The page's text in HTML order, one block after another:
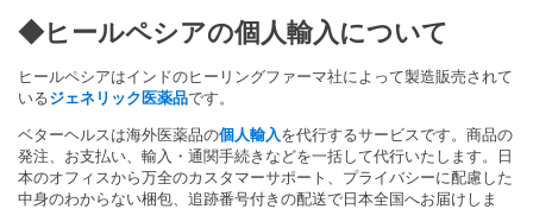
◆ヒールペシアの個人輸入について
ヒールペシアはインドのヒーリングファーマ社によって製造販売されて
いるジェネリック医薬品です。
ベターヘルスは海外医薬品の個人輸入 を代行するサービスです。商品の
発注、お支払い、輸入・通関手続きなどを一括して代行いたします。日
本のオフィスから万全のカスタマーサポート、プライバシーに配慮した
中身のわからない梱包、追跡番号付きの配送で日本全国へお届けしま